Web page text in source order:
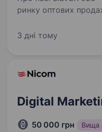
ринку оптових
вироби можна
3 дні тому
Digital
50 000 грн Вища